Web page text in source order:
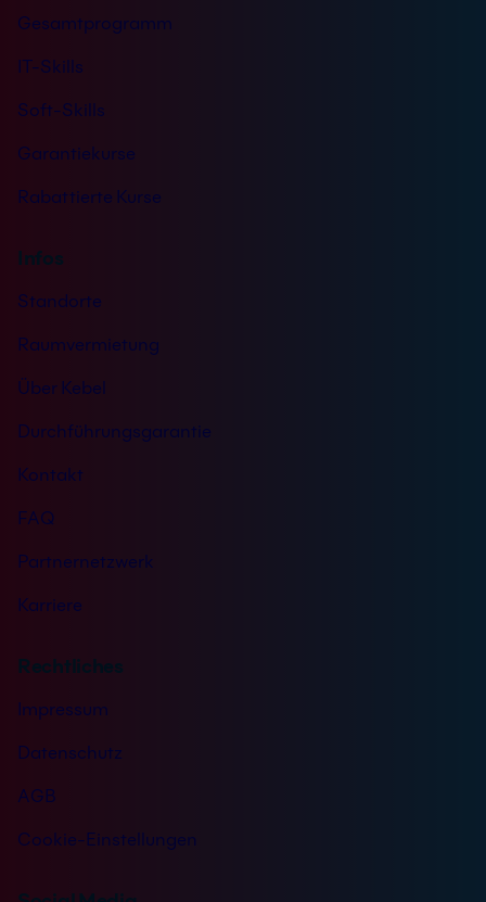
Gesamtprogramm
IT-Skills
Soft-Skills
Garantiekurse
Rabattierte Kurse
Infos
Standorte
Raumvermietung
Über Kebel
Durchführungsgarantie
Kontakt
FAQ
Partnernetzwerk
Karriere
Rechtliches
Impressum
Datenschutz
AGB
Cookie-Einstellungen